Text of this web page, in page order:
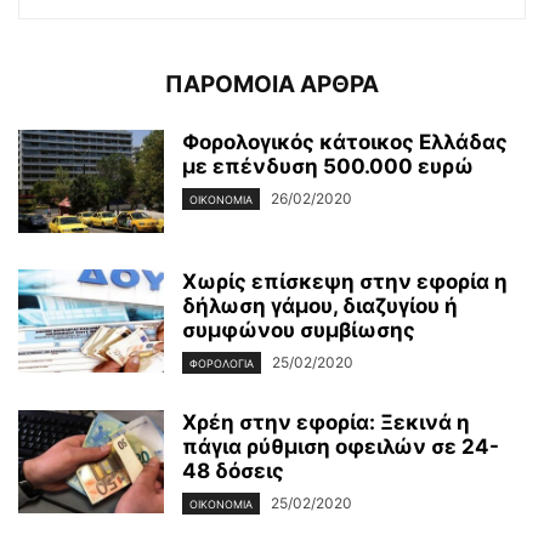
ΠΑΡΟΜΟΙΑ ΑΡΘΡΑ
Φορολογικός κάτοικος Ελλάδας
με επένδυση 500.000 ευρώ
ΟΙΚΟΝΟΜΊΑ 26/02/2020
Χωρίς επίσκεψη στην εφορία η
δήλωση γάμου, διαζυγίου ή
συμφώνου συμβίωσης
ΦΟΡΟΛΟΓΊΑ 25/02/2020
Χρέη στην εφορία: Ξεκινά η
πάγια ρύθμιση οφειλών σε 24-
48 δόσεις
ΟΙΚΟΝΟΜΊΑ 25/02/2020